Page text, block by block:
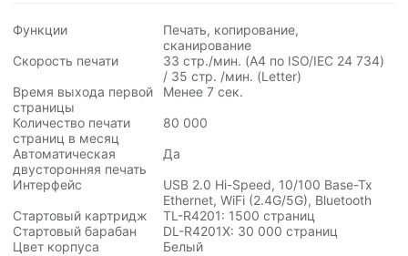
Функции
Печать, копирование,
сканирование
Скорость печати
33 стр./мин. (A4 по ISO/IEC 24 734)
/ 35 стр. /мин. (Letter)
Время выхода первой
страницы
Менее 7 сек.
Количество печати
страниц в месяц
80 000
Автоматическая
двусторонняя печать
Да
Интерфейс
USB 2.0 Hi-Speed, 10/100 Base-Tx
Ethernet, WiFi (2.4G/5G), Bluetooth
Стартовый картридж
TL-R4201: 1500 страниц
Стартовый барабан
DL-R4201X: 30 000 страниц
Цвет корпуса
Белый